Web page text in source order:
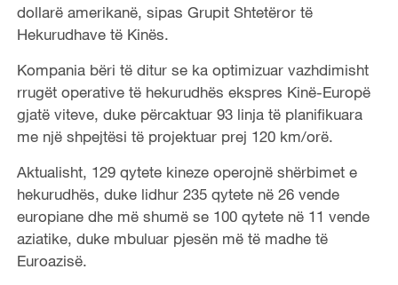
dollarë amerikanë, sipas Grupit Shtetëror të
Hekurudhave të Kinës.
Kompania bëri të ditur se ka optimizuar vazhdimisht
rrugët operative të hekurudhës ekspres Kinë-Europë
gjatë viteve, duke përcaktuar 93 linja të planifikuara
me një shpejtësi të projektuar prej 120 km/orë.
Aktualisht, 129 qytete kineze operojnë shërbimet e
hekurudhës, duke lidhur 235 qytete në 26 vende
europiane dhe më shumë se 100 qytete në 11 vende
aziatike, duke mbuluar pjesën më të madhe të
Euroazisë.